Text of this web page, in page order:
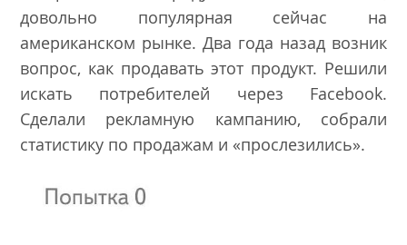
довольно популярная сейчас на
американском рынке. Два года назад возник
вопрос, как продавать этот продукт. Решили
искать потребителей через Facebook.
Сделали рекламную кампанию, собрали
статистику по продажам и «прослезились».